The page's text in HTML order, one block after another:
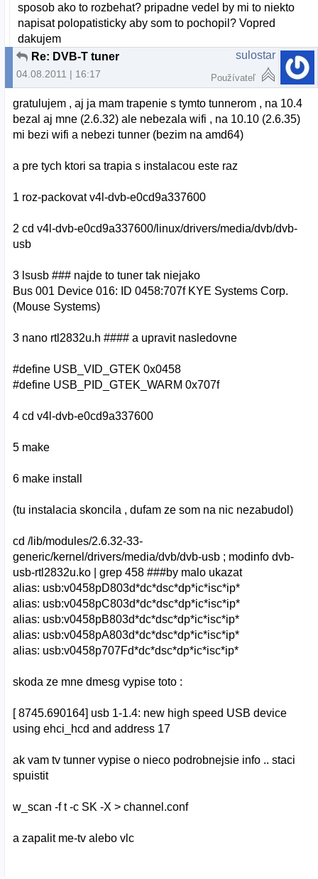
sposob ako to rozbehat? pripadne vedel by mi to niekto
napisat polopatisticky aby som to pochopil? Vopred
dakujem
Re: DVB-T tuner
04.08.2011 | 16:17
sulostar
Používateľ
gratulujem , aj ja mam trapenie s tymto tunnerom , na 10.4
bezal aj mne (2.6.32) ale nebezala wifi , na 10.10 (2.6.35)
mi bezi wifi a nebezi tunner (bezim na amd64)
a pre tych ktori sa trapia s instalacou este raz
1 roz-packovat v4l-dvb-e0cd9a337600
2 cd v4l-dvb-e0cd9a337600/linux/drivers/media/dvb/dvb-
usb
3 lsusb ### najde to tuner tak niejako
Bus 001 Device 016: ID 0458:707f KYE Systems Corp.
(Mouse Systems)
3 nano rtl2832u.h #### a upravit nasledovne
#define USB_VID_GTEK 0x0458
#define USB_PID_GTEK_WARM 0x707f
4 cd v4l-dvb-e0cd9a337600
5 make
6 make install
(tu instalacia skoncila , dufam ze som na nic nezabudol)
cd /lib/modules/2.6.32-33-
generic/kernel/drivers/media/dvb/dvb-usb ; modinfo dvb-
usb-rtl2832u.ko | grep 458 ###by malo ukazat
alias: usb:v0458pD803d*dc*dsc*dp*ic*isc*ip*
alias: usb:v0458pC803d*dc*dsc*dp*ic*isc*ip*
alias: usb:v0458pB803d*dc*dsc*dp*ic*isc*ip*
alias: usb:v0458pA803d*dc*dsc*dp*ic*isc*ip*
alias: usb:v0458p707Fd*dc*dsc*dp*ic*isc*ip*
skoda ze mne dmesg vypise toto :
[ 8745.690164] usb 1-1.4: new high speed USB device
using ehci_hcd and address 17
ak vam tv tunner vypise o nieco podrobnejsie info .. staci
spuistit
w_scan -f t -c SK -X > channel.conf
a zapalit me-tv alebo vlc